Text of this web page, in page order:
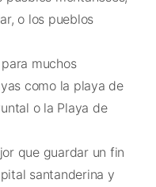
o los pueblos
muchos
como la playa de
o la Playa de
que guardar un fin
santanderina y